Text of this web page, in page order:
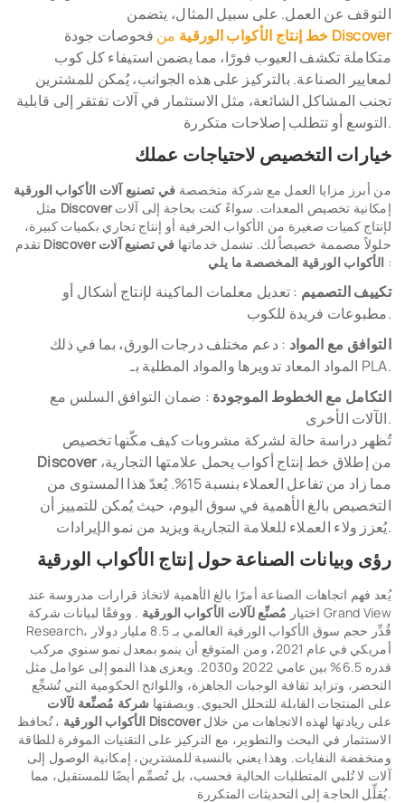
التوقف عن العمل. على سبيل المثال، يتضمن
خط إنتاج الأكواب الورقية Discover
فحوصات جودة
متكاملة تكشف العيوب فورًا، مما يضمن استيفاء كل كوب
لمعايير الصناعة. بالتركيز على هذه الجوانب، يُمكن للمشترين
تجنب المشاكل الشائعة، مثل الاستثمار في آلات تفتقر إلى قابلية
التوسع أو تتطلب إصلاحات متكررة.
خيارات التخصيص لاحتياجات عملك
من أبرز مزايا العمل مع شركة متخصصة في تصنيع آلات الأكواب الورقية
Discoverإمكانية تخصيص المعدات. سواءً كنت بحاجة إلى آلات
لإنتاج كميات صغيرة من الأكواب الحرفية أو إنتاج تجاري بكميات كبيرة،
Discover حلولاً مصممة خصيصاً لك. تشمل خدماتها في تصنيع آلات
الأكواب الورقية المخصصة ما يلي :
تكييف التصميم : تعديل معلمات الماكينة لإنتاج أشكال أو
مطبوعات فريدة للكوب.
التوافق مع المواد : دعم مختلف درجات الورق، بما في ذلك
المواد المعاد تدويرها والمواد المطلية بـ PLA.
التكامل مع الخطوط الموجودة : ضمان التوافق السلس مع
الآلات الأخرى.
تُظهر دراسة حالة لشركة مشروبات كيف مكّنها تخصيص
Discover
مما زاد من تفاعل العملاء بنسبة 15%. يُعدّ هذا المستوى من
التخصيص بالغ الأهمية في سوق اليوم، حيث يُمكن للتمييز أن
يُعزز ولاء العملاء للعلامة التجارية ويزيد من نمو الإيرادات.
رؤى وبيانات الصناعة حول إنتاج الأكواب الورقية
يُعد فهم اتجاهات الصناعة أمرًا بالغ الأهمية لاتخاذ قرارات مدروسة عند
اختيار مُصنِّع لآلات الأكواب الورقية . ووفقًا لبيانات شركة Grand View
Research، قُدِّر حجم سوق الأكواب الورقية العالمي بـ 8.5 مليار دولار
أمريكي في عام 2021، ومن المتوقع أن ينمو بمعدل نمو سنوي مركب
قدره 6.5% بين عامي 2022 و2030. ويعزى هذا النمو إلى عوامل مثل
التحضر، وتزايد ثقافة الوجبات الجاهزة، واللوائح الحكومية التي تُشجِّع
على المنتجات القابلة للتحلل الحيوي. وبصفتها شركة مُصنِّعة لآلات
الأكواب الورقية Discoverعلى ريادتها لهذه الاتجاهات من خلال
الاستثمار في البحث والتطوير، مع التركيز على التقنيات الموفرة للطاقة
ومنخفضة النفايات. وهذا يعني بالنسبة للمشترين، إمكانية الوصول إلى
آلات لا تُلبي المتطلبات الحالية فحسب، بل تُصمِّم أيضًا للمستقبل، مما
يُقلِّل الحاجة إلى التحديثات المتكررة.